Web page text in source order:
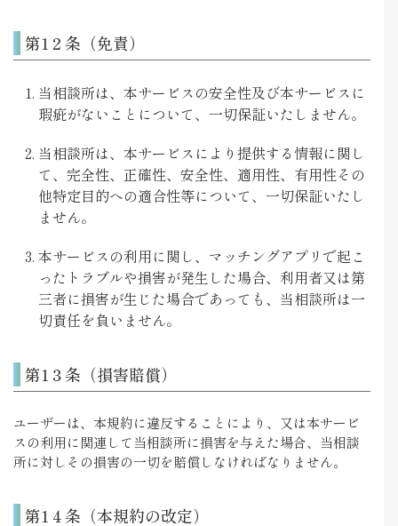
第1２条（免責）
当相談所は、本サービスの安全性及び本サービスに
瑕疵がないことについて、一切保証いたしません。
当相談所は、本サービスにより提供する情報に関し
て、完全性、正確性、安全性、適用性、有用性その
他特定目的への適合性等について、一切保証いたし
ません。
本サービスの利用に関し、マッチングアプリで起こ
ったトラブルや損害が発生した場合、利用者又は第
三者に損害が生じた場合であっても、当相談所は一
切責任を負いません。
第1３条（損害賠償）
ユーザーは、本規約に違反することにより、又は本サービ
スの利用に関連して当相談所に損害を与えた場合、当相談
所に対しその損害の一切を賠償しなければなりません。
第1４条（本規約の改定）